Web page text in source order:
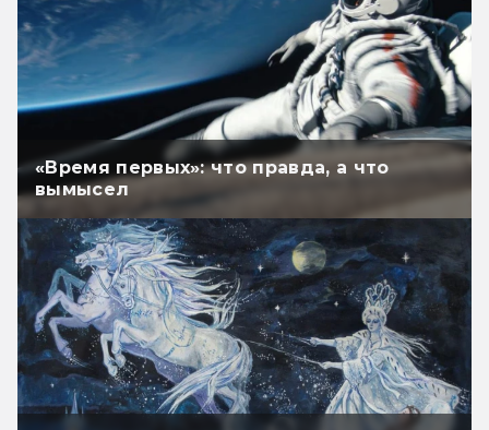
«Время первых»: что правда, а что
вымысел